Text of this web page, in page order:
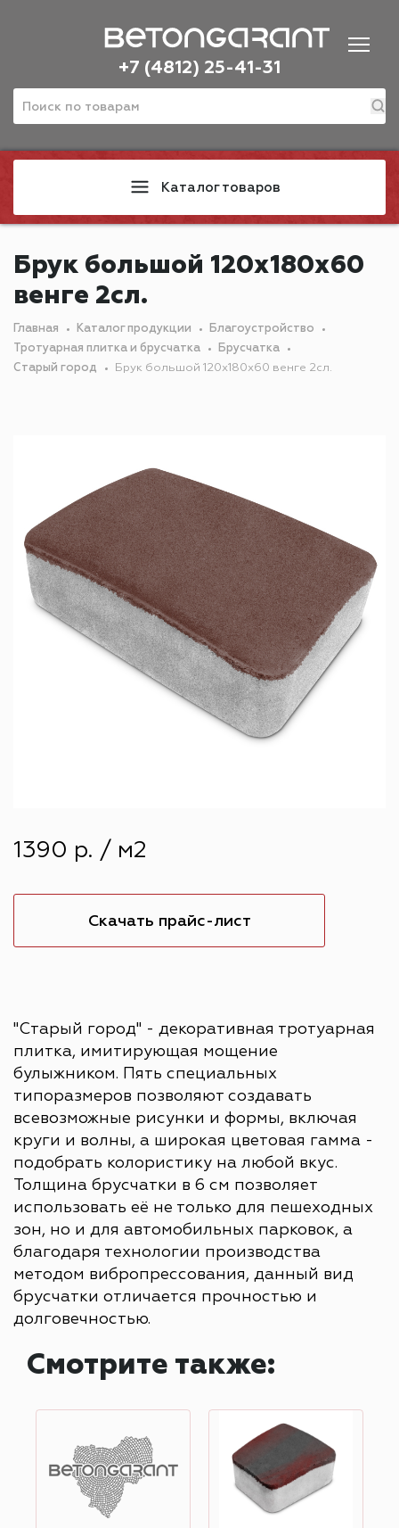
+7 (4812) 25-41-31
Каталог товаров
Брук большой 120х180х60
венге 2сл.
Главная Каталог продукции
Благоустройство
Тротуарная плитка и брусчатка
Брусчатка
Старый город
Брук большой 120х180х60 венге 2сл.
1390 р. / м2
Скачать прайс-лист
"Старый город" - декоративная тротуарная
плитка, имитирующая мощение
булыжником. Пять специальных
типоразмеров позволяют создавать
всевозможные рисунки и формы, включая
круги и волны, а широкая цветовая гамма -
подобрать колористику на любой вкус.
Толщина брусчатки в 6 см позволяет
использовать её не только для пешеходных
зон, но и для автомобильных парковок, а
благодаря технологии производства
методом вибропрессования, данный вид
брусчатки отличается прочностью и
долговечностью.
Смотрите также: